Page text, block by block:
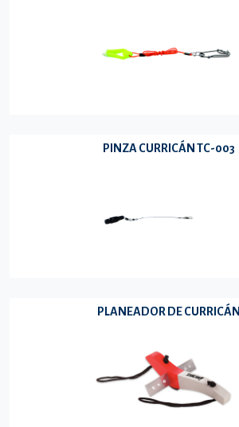
PINZA CURRICÁN TC-003
PLANEADOR DE CURRICÁN